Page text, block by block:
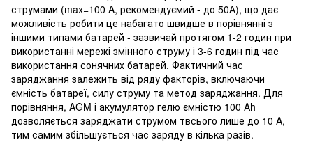
струмами (max=100 A, рекомендуємий - до 50А), що дає
можливість робити це набагато швидше в порівнянні з
іншими типами батарей - зазвичай протягом 1-2 годин при
використанні мережі змінного струму і 3-6 годин під час
використання сонячних батарей. Фактичний час
заряджання залежить від ряду факторів, включаючи
ємність батареї, силу струму та метод заряджання. Для
порівняння, AGM і акумулятор гелю ємністю 100 Ah
дозволяється заряджати струмом твсього лише до 10 A,
тим самим збільшується час заряду в кілька разів.